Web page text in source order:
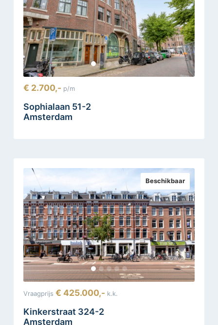
€ 2.700,- p/m
Sophialaan 51-2
Amsterdam
Beschikbaar
Vraagprijs € 425.000,- k.k.
Kinkerstraat 324-2
Amsterdam